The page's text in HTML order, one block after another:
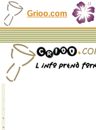
Grioo.com